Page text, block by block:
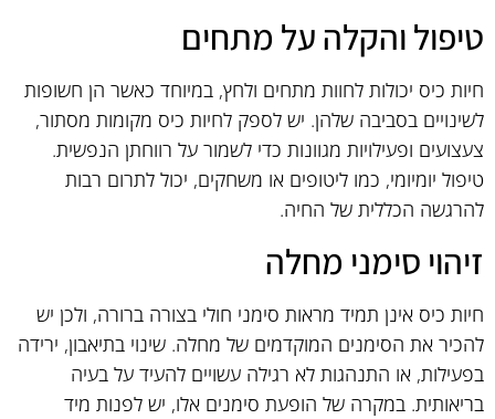
טיפול והקלה על מתחים
חיות כיס יכולות לחוות מתחים ולחץ, במיוחד כאשר הן חשופות
לשינויים בסביבה שלהן. יש לספק לחיות כיס מקומות מסתור,
צעצועים ופעילויות מגוונות כדי לשמור על רווחתן הנפשית.
טיפול יומיומי, כמו ליטופים או משחקים, יכול לתרום רבות
להרגשה הכללית של החיה.
זיהוי סימני מחלה
חיות כיס אינן תמיד מראות סימני חולי בצורה ברורה, ולכן יש
להכיר את הסימנים המוקדמים של מחלה. שינוי בתיאבון, ירידה
בפעילות, או התנהגות לא רגילה עשויים להעיד על בעיה
בריאותית. במקרה של הופעת סימנים אלו, יש לפנות מיד